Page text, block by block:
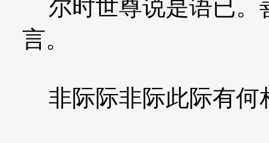
尔时世尊说是语已。
言。
非际际非际此际有何